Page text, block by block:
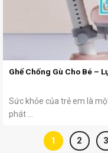
Ghế Chống Gù Cho Bé –
Sức khỏe của trẻ em là
phát ...
1 2 3